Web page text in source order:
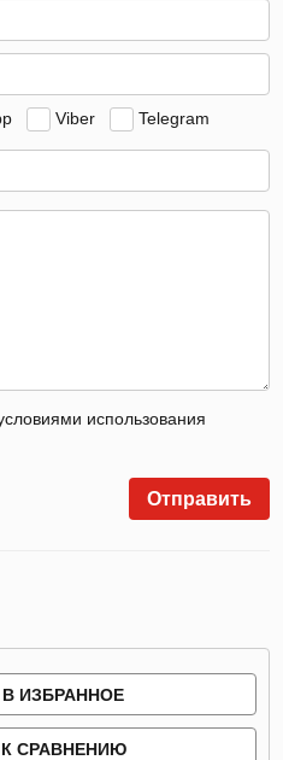
Viber Telegram
использования
Отправить
ИЗБРАННОЕ
СРАВНЕНИЮ